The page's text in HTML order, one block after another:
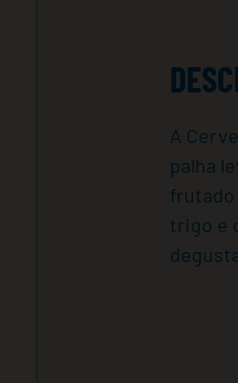
A
palha
frutado
trigo e